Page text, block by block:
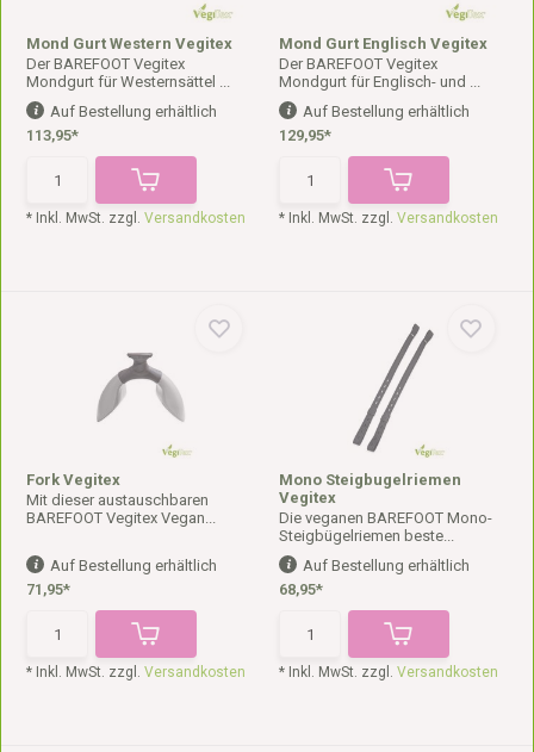
Mond Gurt Western Vegitex
Der BAREFOOT Vegitex
Mondgurt für Westernsättel ...
Auf Bestellung erhältlich
113,95*
* Inkl. MwSt. zzgl.Versandkosten
Mond Gurt Englisch Vegitex
Der BAREFOOT Vegitex
Mondgurt für Englisch- und ...
Auf Bestellung erhältlich
129,95*
* Inkl. MwSt. zzgl. Versandkosten
Fork Vegitex
Mit dieser austauschbaren
BAREFOOT Vegitex Vegan...
Auf Bestellung erhältlich
71,95*
* Inkl. MwSt. zzgl.Versandkosten
Mono Steigbugelriemen
Vegitex
Die veganen BAREFOOT Mono-
Steigbügelriemen beste...
Auf Bestellung erhältlich
68,95*
* Inkl. MwSt. zzgl. Versandkosten